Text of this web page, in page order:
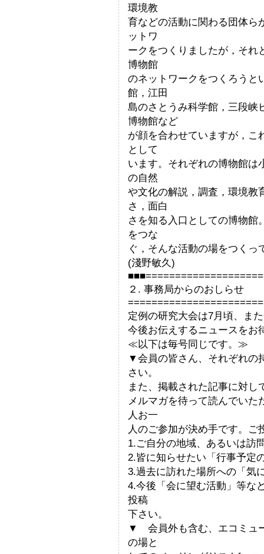
環境教
育などの活動に関わる団体ら
ットワ
ークをつくりましたが，それ
博物館
のネットワークをつくろうと
館，江田
島のさとうみ科学館，三段峡
博物館など
が顔を合わせていますが，こ
として
います。それぞれの博物館は
の自然
や文化の解説，調査，環境教
さ，面白
さを知る入口としての博物館
をつな
ぐ，そんな活動の場をつく
(淺野敏久)
２. 事務局からのおしらせ
定例の研究大会は7月頃、ま
今後お伝えするニュースをお
≪以下は毎号同じです。≫
▼会員の皆さん、それぞれの
さい。
また、掲載された記事に対
メルマガを待って読んでいた
人お一
人のご参加が決め手です。ご
1.ご自分の地域、あるいは訪
2.皆に知らせたい「行事予定
3.過去に訪れた場所への「気
4.今後「会に望む活動」等な
投稿
下さい。
▼ 会員外も含む、エコミュ
の場と